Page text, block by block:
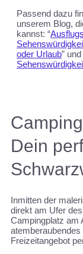
Passend dazu
unserem Blog,
kannst: “
oder Urlaub” und
Dein
Inmitten der
direkt am Ufer
Campingplatz am
Freizeitangebot